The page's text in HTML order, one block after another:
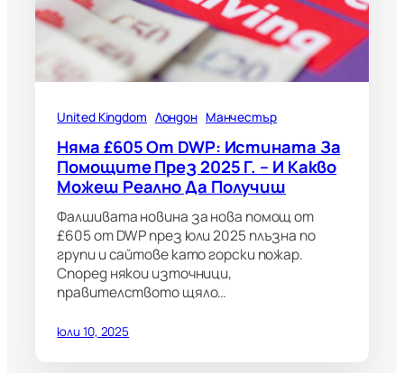
United Kingdom Лондон Манчестър
Няма £605 От DWP: Истината За
Помощите През 2025 Г. – И Какво
Можеш Реално Да Получиш
Фалшивата новина за нова помощ от
£605 от DWP през юли 2025 плъзна по
групи и сайтове като горски пожар.
Според някои източници,
правителството щяло…
юли 10, 2025